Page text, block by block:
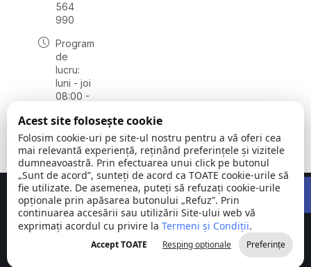
564
990
Program
de
lucru:
luni - joi
08:00 -
vineri
08:00 -
14:00
Comuna
Stejaru |
județul Tulcea
©
2026
Toate
drepturile
rezervate
Concept realizat deBig Media Relații Publice SRL
Acest site folosește cookie
Folosim cookie-uri pe site-ul nostru pentru a vă oferi cea
mai relevantă experiență, reținând preferințele și vizitele
dumneavoastră. Prin efectuarea unui click pe butonul
„Sunt de acord”, sunteți de acord ca TOATE cookie-urile să
fie utilizate. De asemenea, puteți să refuzați cookie-urile
opționale prin apăsarea butonului „Refuz”. Prin
continuarea accesării sau utilizării Site-ului web vă
exprimați acordul cu privire la Termeni și Condiții.
Accept TOATE Resping opționale Preferințe